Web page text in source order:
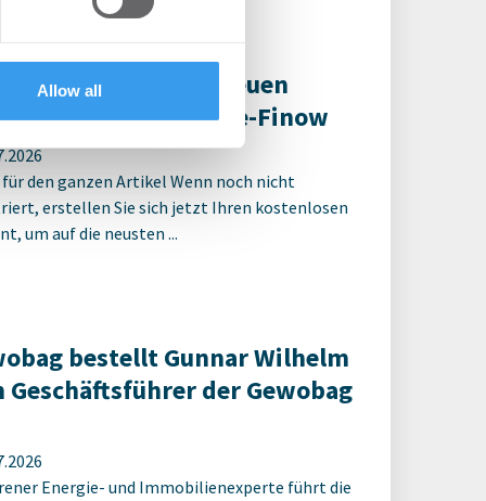
Allow all
Spatenstich für neuen
Eberswalde-Finow
den ganzen Artikel Wenn noch nicht
erstellen Sie sich jetzt Ihren kostenlosen
um auf die neusten ...
bestellt Gunnar Wilhelm
Geschäftsführer der Gewobag
Energie- und Immobilienexperte führt die